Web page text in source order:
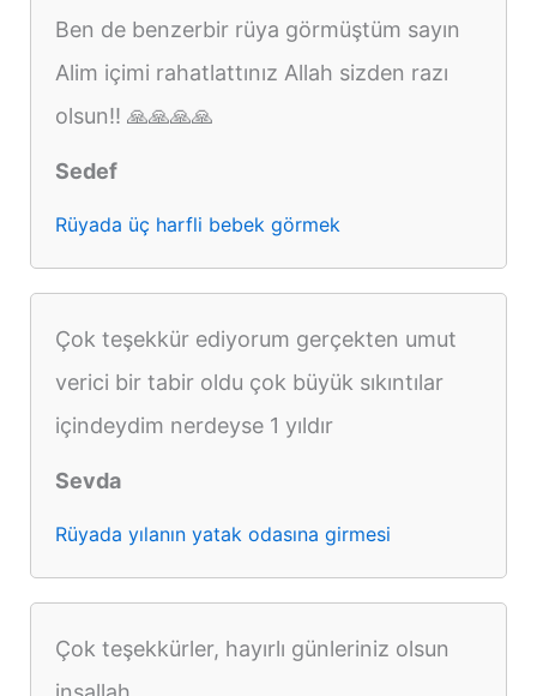
Ben de benzerbir rüya görmüştüm sayın
Alim içimi rahatlattınız Allah sizden razı
olsun!! 🙏🙏🙏🙏
Sedef
Rüyada üç harfli bebek görmek
Çok teşekkür ediyorum gerçekten umut
verici bir tabir oldu çok büyük sıkıntılar
içindeydim nerdeyse 1 yıldır
Sevda
Rüyada yılanın yatak odasına girmesi
Çok teşekkürler, hayırlı günleriniz olsun